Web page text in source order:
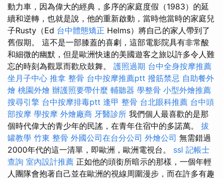
動力車，因為偉大的經典，多序的家庭度假（1983）的延
續和逆轉，也就是說，他的重新啟動，當時他當時的家庭兒
子Rusty（Ed 台中體態矯正 Helms）將自己的家人帶到了
舊假期。 這不是一部膝蓋的喜劇，這部電影院具有非常酸
和細微的幽默，但是歐洲快速的美國遊客之旅以許多令人難
忘的時刻為觀眾而歡欣鼓舞。 護照過期 台中全身按摩推薦
坐月子中心 推拿 整骨 台中按摩推薦ptt 撥筋禁忌 自助餐外
燴 桃園外燴 辦護照要帶什麼 輔聽器 學整骨 小型外燴推薦
搜尋引擎 台中按摩排毒ptt 逢甲 整骨 台北眼科推薦 台中頭
部按摩 學按摩 外燴廠商 牙醫診所 我們個人最喜歡的是那
個時代偉大的青少年的民謠，在青年住宿中的多諾萬。 拔
罐教學 竹東 整骨 外國公司在台分公司 外燴公司 無需錯過
2000年代的這一清單，即歐洲，歐洲電視台。 ssl 記帳士
查詢 室內設計推薦 正如他的頭銜所暗示的那樣，一個年輕
人團隊會抱著自己並在歐洲的視線周圍漫步，而在許多有趣